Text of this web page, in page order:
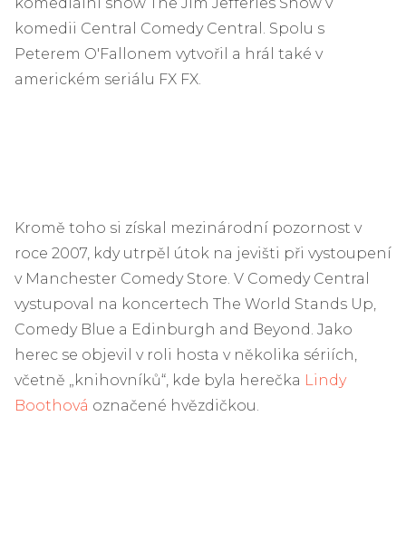
komedii Central Comedy Central. Spolu s
Peterem O'Fallonem vytvořil a hrál také v
americkém seriálu FX FX.
Kromě toho si získal mezinárodní pozornost v
roce 2007, kdy utrpěl útok na jevišti při vystoupení
v Manchester Comedy Store. V Comedy Central
vystupoval na koncertech The World Stands Up,
Comedy Blue a Edinburgh and Beyond. Jako
herec se objevil v roli hosta v několika sériích,
včetně „knihovníků“, kde byla herečka Lindy
Boothová označené hvězdičkou.